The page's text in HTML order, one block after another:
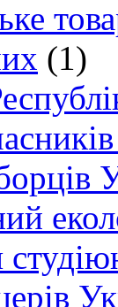
(1)